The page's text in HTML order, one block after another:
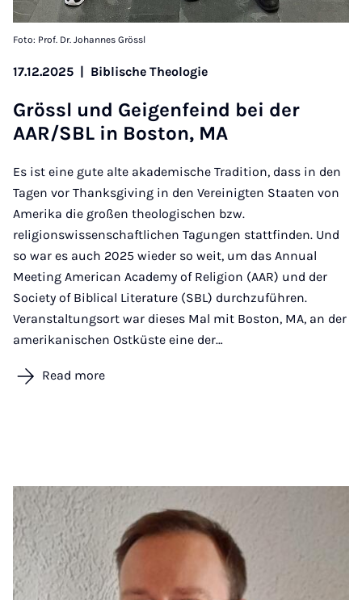
Foto: Prof. Dr. Johannes Grössl
17.12.2025 | Biblische Theologie
Grössl und Gei­gen­feind bei der
AAR/SBL in Bo­ston, MA
Es ist eine gute alte akademische Tradition, dass in den
Tagen vor Thanksgiving in den Vereinigten Staaten von
Amerika die großen theologischen bzw.
religionswissenschaftlichen Tagungen stattfinden. Und
so war es auch 2025 wieder so weit, um das Annual
Meeting American Academy of Religion (AAR) und der
Society of Biblical Literature (SBL) durchzuführen.
Veranstaltungsort war dieses Mal mit Boston, MA, an der
amerikanischen Ostküste eine der…
Read more